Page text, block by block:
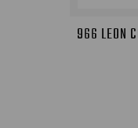
966 LEON